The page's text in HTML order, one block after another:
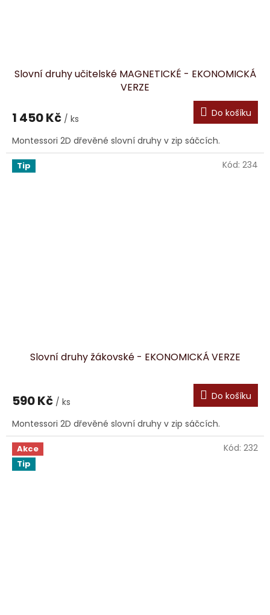
Slovní druhy učitelské MAGNETICKÉ - EKONOMICKÁ
VERZE
1 450 Kč / ks Do košíku
Montessori 2D dřevěné slovní druhy v zip sáčcích.
Tip
Slovní druhy žákovské - EKONOMICKÁ VERZE
590 Kč / ks Do košíku
Montessori 2D dřevěné slovní druhy v zip sáčcích.
Kód: 234
Akce
Tip
Kód: 232